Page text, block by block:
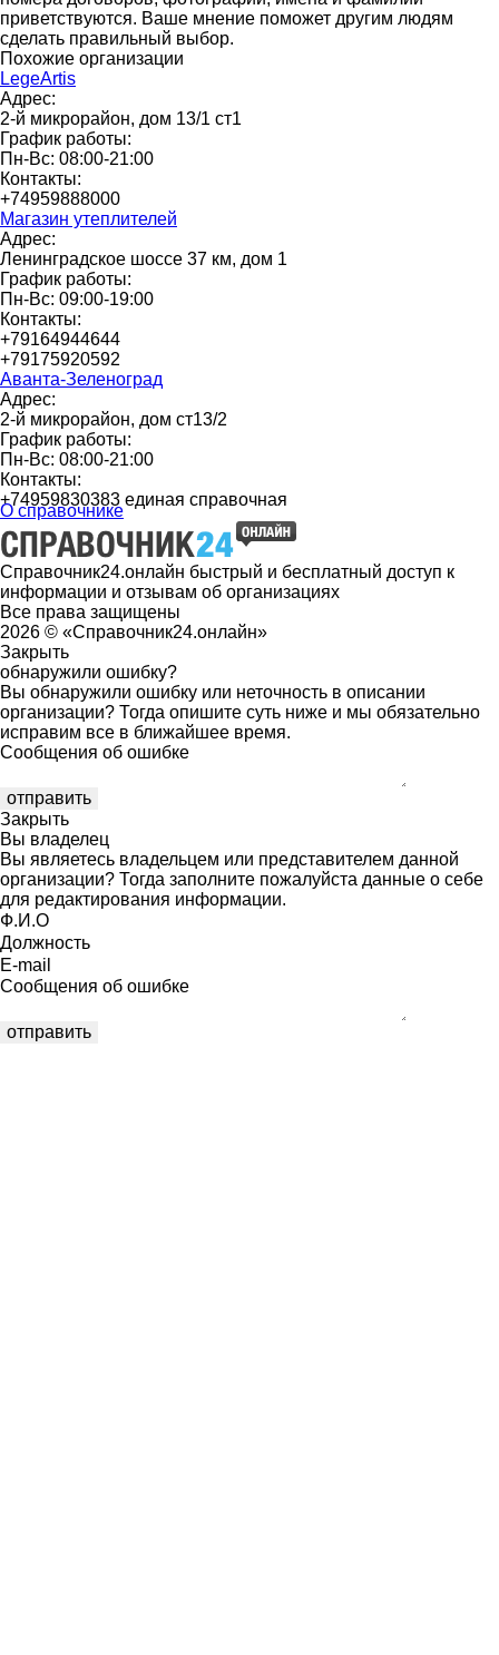
приветствуются. Ваше мнение поможет другим людям
сделать правильный выбор.
Похожие организации
LegeArtis
Адрес:
2-й микрорайон, дом 13/1 ст1
График работы:
Пн-Вс: 08:00-21:00
Контакты:
+74959888000
Магазин утеплителей
Адрес:
Ленинградское шоссе 37 км, дом 1
График работы:
Пн-Вс: 09:00-19:00
Контакты:
+79164944644
+79175920592
Аванта-Зеленоград
Адрес:
2-й микрорайон, дом ст13/2
График работы:
Пн-Вс: 08:00-21:00
Контакты:
+74959830383 единая справочная
О справочнике
Справочник24.онлайн быстрый и бесплатный доступ к
информации и отзывам об организациях
Все права защищены
2026 © «Справочник24.онлайн»
Закрыть
обнаружили ошибку?
Вы обнаружили ошибку или неточность в описании
организации? Тогда опишите суть ниже и мы обязательно
исправим все в ближайшее время.
Сообщения об ошибке
Закрыть
Вы владелец
Вы являетесь владельцем или представителем данной
организации? Тогда заполните пожалуйста данные о себе
для редактирования информации.
Ф.И.О
Должность
E-mail
Сообщения об ошибке